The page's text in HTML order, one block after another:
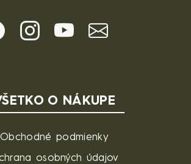
O NÁKUPE
Obchodné podmienky
osobných údajov